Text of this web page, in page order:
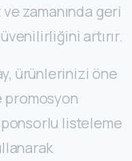
ve zamanında geri
artırır.
ürünlerinizi öne
promosyon
listeleme